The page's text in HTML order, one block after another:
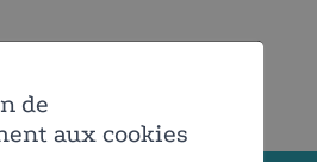
de
aux cookies